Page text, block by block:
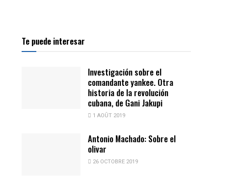
Te puede interesar
Investigación sobre el
comandante yankee. Otra
historia de la revolución
cubana, de Gani Jakupi
1 AOÛT 2019
Antonio Machado: Sobre el
olivar
26 OCTOBRE 2019